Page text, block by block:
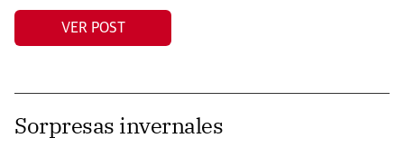
VER POST
Sorpresas invernales